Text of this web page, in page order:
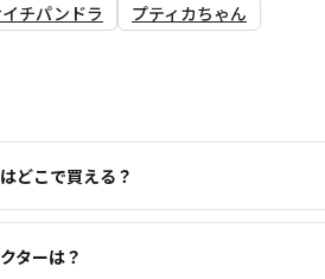
チパンドラ プティカちゃん
どこで買える？
ターは？